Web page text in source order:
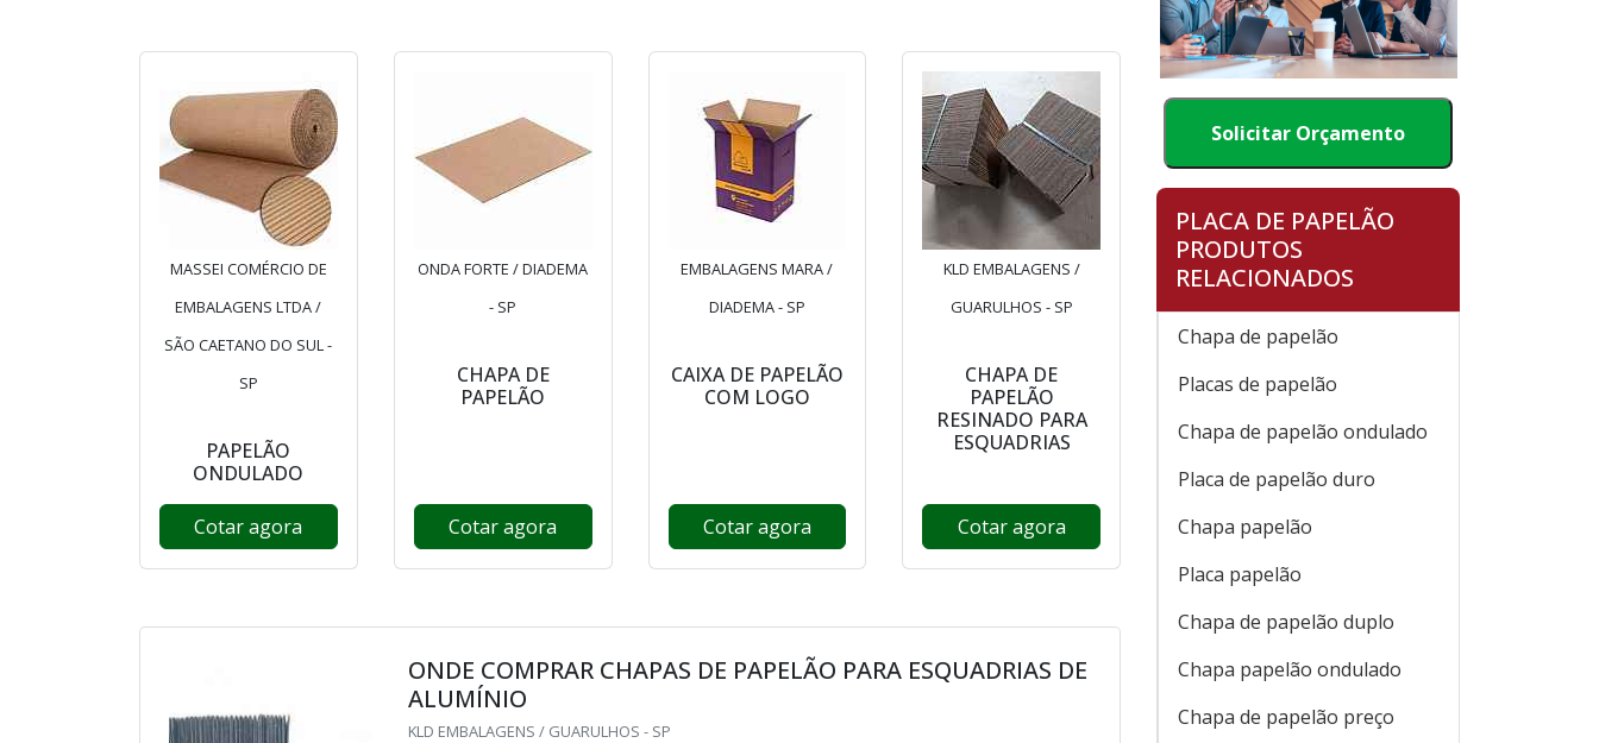
MASSEI COMÉRCIO DE
EMBALAGENS LTDA /
SÃO CAETANO DO SUL -
SP
PAPELÃO
ONDULADO
Cotar agora
ONDA FORTE / DIADEMA
- SP
CHAPA DE
PAPELÃO
Cotar agora
EMBALAGENS MARA /
DIADEMA - SP
CAIXA DE PAPELÃO
COM LOGO
Cotar agora
KLD EMBALAGENS /
GUARULHOS - SP
CHAPA DE
PAPELÃO
RESINADO PARA
ESQUADRIAS
Cotar agora
ONDE COMPRAR CHAPAS DE PAPELÃO PARA ESQUADRIAS DE
ALUMÍNIO
KLD EMBALAGENS / GUARULHOS - SP
Solicitar Orçamento
PLACA DE PAPELÃO
PRODUTOS
RELACIONADOS
Chapa de papelão
Placas de papelão
Chapa de papelão ondulado
Placa de papelão duro
Chapa papelão
Placa papelão
Chapa de papelão duplo
Chapa papelão ondulado
Chapa de papelão preço